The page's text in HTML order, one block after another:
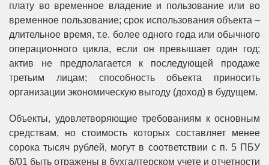
плату во временное владение и пользование или во
временное пользование; срок использования объекта –
длительное время, т.е. более одного года или обычного
операционного цикла, если он превышает один год;
актив не предполагается к последующей продаже
третьим лицам; способность объекта приносить
организации экономическую выгоду (доход) в будущем.
Объекты, удовлетворяющие требованиям к основным
средствам, но стоимость которых составляет менее
сорока тысяч рублей, могут в соответствии с п. 5 ПБУ
6/01 быть отражены в бухгалтерском учете и отчетности